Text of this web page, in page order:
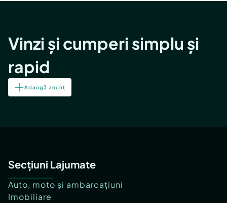
Vinzi și cumperi simplu și
rapid
Adaugă anunț
Secțiuni Lajumate
Auto, moto și ambarcațiuni
Imobiliare